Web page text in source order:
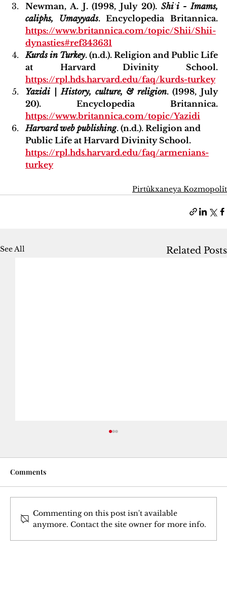
Newman, A. J. (1998, July 20). Shiʿi - Imams,
caliphs, Umayyads
https://www.britannica.com/topic/Shii/Shii-
dynasties#ref343631
Kurds in Turkey. (n.d.). Religion and Public Life
https://rpl.hds.harvard.edu/faq/kurds-turkey
Yazidi | History, culture, & religion. (1998, July
https://www.britannica.com/topic/Yazidi
Harvard web publishing. (n.d.). Religion and
Public Life at Harvard Divinity School.
https://rpl.hds.harvard.edu/faq/armenians-
turkey
Pirtûkxaneya Kozmopolît
Related Posts
See All
Comments
Commenting on this post isn't available
anymore. Contact the site owner for more info.